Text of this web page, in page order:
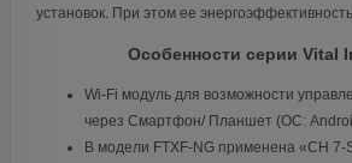
установок. При этом ее
Особенности серии Vital
Wi-Fi модуль для возможности
через Смартфон/ Планшет (ОС:
В модели FTXF-NG применена «CH